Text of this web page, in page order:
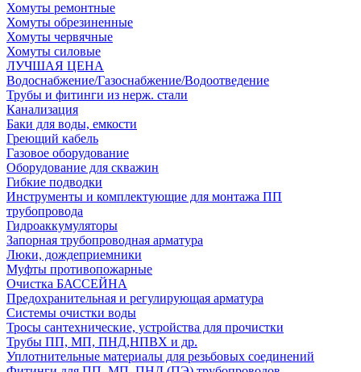
Хомуты ремонтные
Хомуты обрезиненные
Хомуты червячные
Хомуты силовые
ЛУЧШАЯ ЦЕНА
Водоснабжение/Газоснабжение/Водоотведение
Трубы и фитинги из нерж. стали
Канализация
Баки для воды, емкости
Греющий кабель
Газовое оборудование
Оборудование для скважин
Гибкие подводки
Инструменты и комплектующие для монтажа ПП
трубопровода
Гидроаккумуляторы
Запорная трубопроводная арматура
Люки, дождеприемники
Муфты противопожарные
Очистка БАССЕЙНА
Предохранительная и регулирующая арматура
Системы очистки воды
Тросы сантехнические, устройства для прочистки
Трубы ПП, МП, ПНД,НПВХ и др.
Уплотнительные материалы для резьбовых соединений